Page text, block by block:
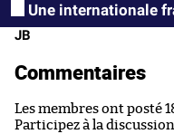
Une internationale
JB
Commentaires
Les membres ont posté
Participez à la discussion